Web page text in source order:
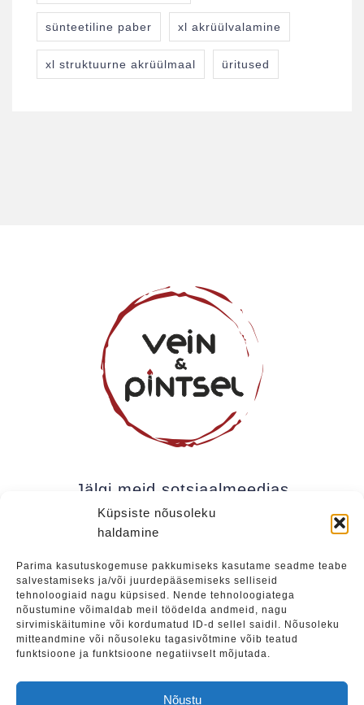
Küpsiste nõusoleku
haldamine
Parima kasutuskogemuse pakkumiseks kasutame seadme teabe
salvestamiseks ja/või juurdepääsemiseks selliseid
tehnoloogiaid nagu küpsised. Nende tehnoloogiatega
nõustumine võimaldab meil töödelda andmeid, nagu
sirvimiskäitumine või kordumatud ID-d sellel saidil. Nõusoleku
mitteandmine või nõusoleku tagasivõtmine võib teatud
funktsioone ja funktsioone negatiivselt mõjutada.
Nõustu
sünteetiline paber xl akrüülvalamine
xl struktuurne akrüülmaal üritused
Jälgi meid sotsiaalmeedias
Kui soovite olla kursis meie uudistega (uued
üritused, eripakkumised jne), soovitame liituda
meie uudiskirjaga.